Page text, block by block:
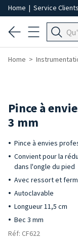
Home | Service Clients
Home
Pince à
3 mm
Pince à envies
Convient pour la
dans l'ongle du pied
Avec ressort et
Autoclavable
Longueur 11,5 cm
Bec 3 mm
Réf: CF622